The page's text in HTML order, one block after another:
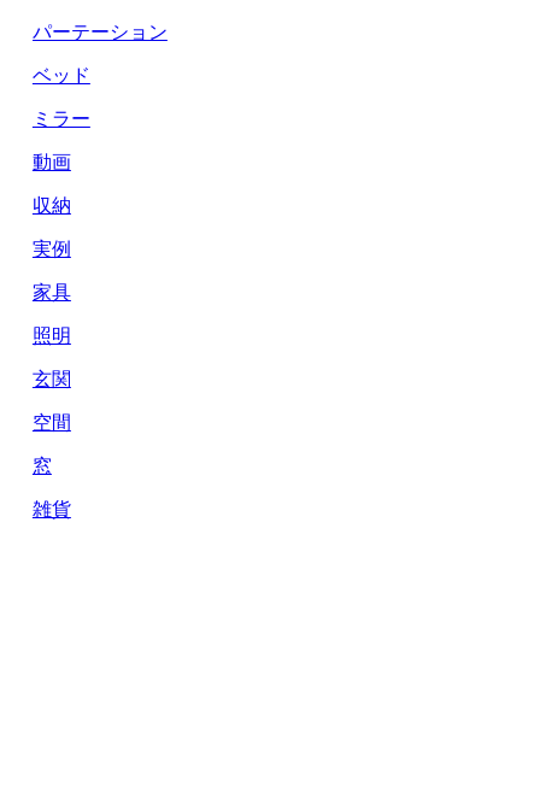
パーテーション
ベッド
ミラー
動画
収納
実例
家具
照明
玄関
空間
窓
雑貨